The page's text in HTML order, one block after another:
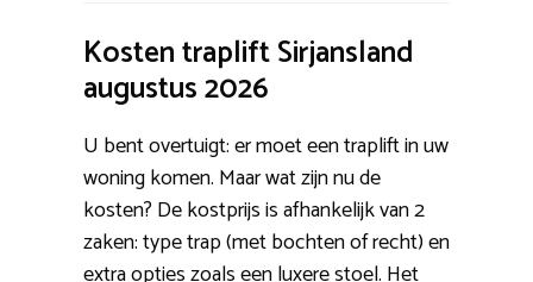
Kosten traplift Sirjansland
augustus 2026
U bent overtuigt: er moet een traplift in uw
woning komen. Maar wat zijn nu de
kosten? De kostprijs is afhankelijk van 2
zaken: type trap (met bochten of recht) en
extra opties zoals een luxere stoel. Het